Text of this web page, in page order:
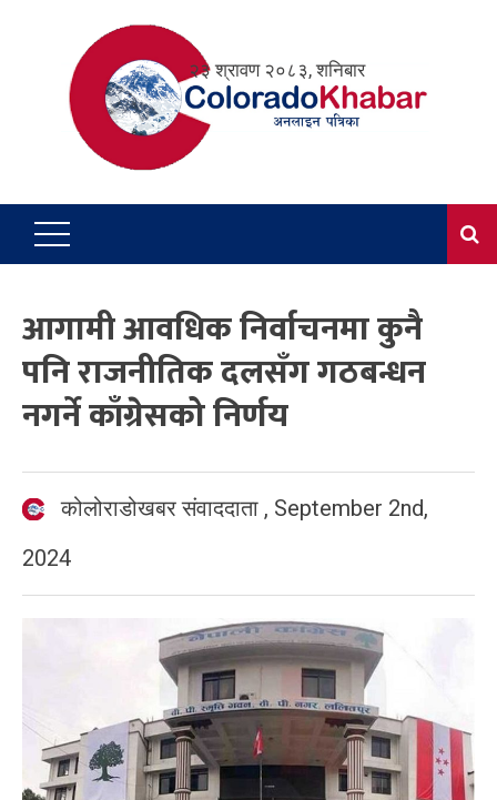
२३ श्रावण २०८३, शनिबार
आगामी आवधिक निर्वाचनमा कुनै
पनि राजनीतिक दलसँग गठबन्धन
नगर्ने काँग्रेसको निर्णय
कोलोराडोखबर संवाददाता , September 2nd,
2024